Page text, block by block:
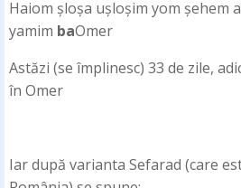
Haiom șloșa ușloșim yom șehem
yamim baOmer
Astăzi (se împlinesc) 33 de zile,
în Omer
Iar după varianta Sefarad (care